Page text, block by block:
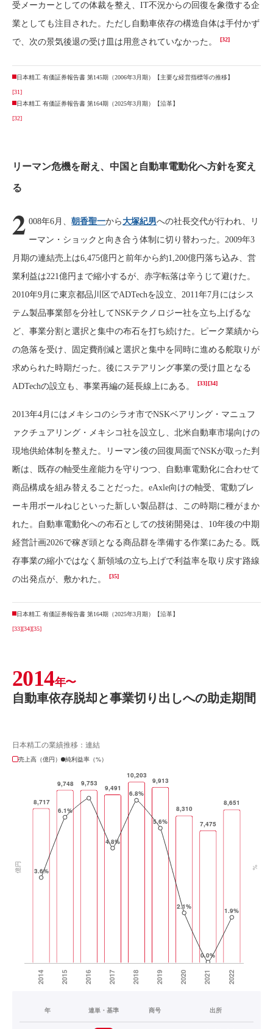
受メーカーとしての体裁を整え、IT不況からの回復を象徴する企
業としても注目された。ただし自動車依存の構造自体は手付かず
で、次の景気後退の受け皿は用意されていなかった。
[32]
日本精工 有価証券報告書 第145期（2006年3月期）【主要な経営指標等の推移】
[31]
日本精工 有価証券報告書 第164期（2025年3月期）【沿革】
[32]
リーマン危機を耐え、中国と自動車電動化へ方針を変え
る
2 008年6月、朝香聖一から 大塚紀男への社長交代が行われ、リ
ーマン・ショックと向き合う体制に切り替わった。2009年3
月期の連結売上は6,475億円と前年から約1,200億円落ち込み、営
業利益は221億円まで縮小するが、赤字転落は辛うじて避けた。
2010年9月に東京都品川区でADTechを設立、2011年7月にはシス
テム製品事業部を分社してNSKテクノロジー社を立ち上げるな
ど、事業分割と選択と集中の布石を打ち続けた。ピーク業績から
の急落を受け、固定費削減と選択と集中を同時に進める舵取りが
求められた時期だった。後にステアリング事業の受け皿となる
ADTechの設立も、事業再編の延長線上にある。
[33][34]
2013年4月にはメキシコのシラオ市でNSKベアリング・マニュフ
ァクチュアリング・メキシコ社を設立し、北米自動車市場向けの
現地供給体制を整えた。リーマン後の回復局面でNSKが取った判
断は、既存の軸受生産能力を守りつつ、自動車電動化に合わせて
商品構成を組み替えることだった。eAxle向けの軸受、電動ブレ
ーキ用ボールねじといった新しい製品群は、この時期に種がまか
れた。自動車電動化への布石としての技術開発は、10年後の中期
経営計画2026で稼ぎ頭となる商品群を準備する作業にあたる。既
存事業の縮小ではなく新領域の立ち上げで利益率を取り戻す路線
の出発点が、敷かれた。
[35]
日本精工 有価証券報告書 第164期（2025年3月期）【沿革】
[33][34][35]
2014年〜
自動車依存脱却と事業切り出しへの助走期間
日本精工の業績推移：連結
売上高（億円）
純利益率（%）
年 連単・基準 商号 出所